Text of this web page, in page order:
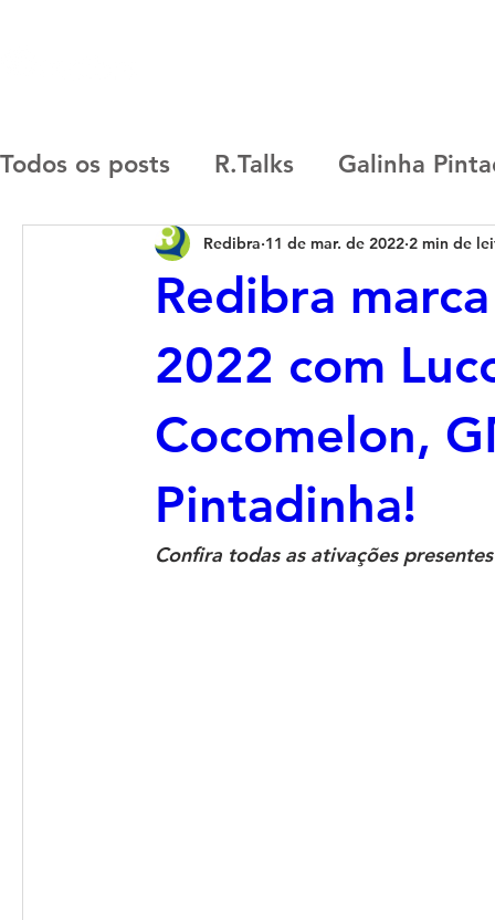
Todos os posts R.Talks Galinha
Now United Capricho
Keith Haring Paul Frank R.Lab
Moonbug R. Start
Redibra
2022 com
Cocomelon,
Pintadinha!
Redibra 11 de mar. de 2022 2 min de
Confira todas as ativações